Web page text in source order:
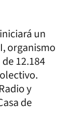
un
organismo
12.184
y
de